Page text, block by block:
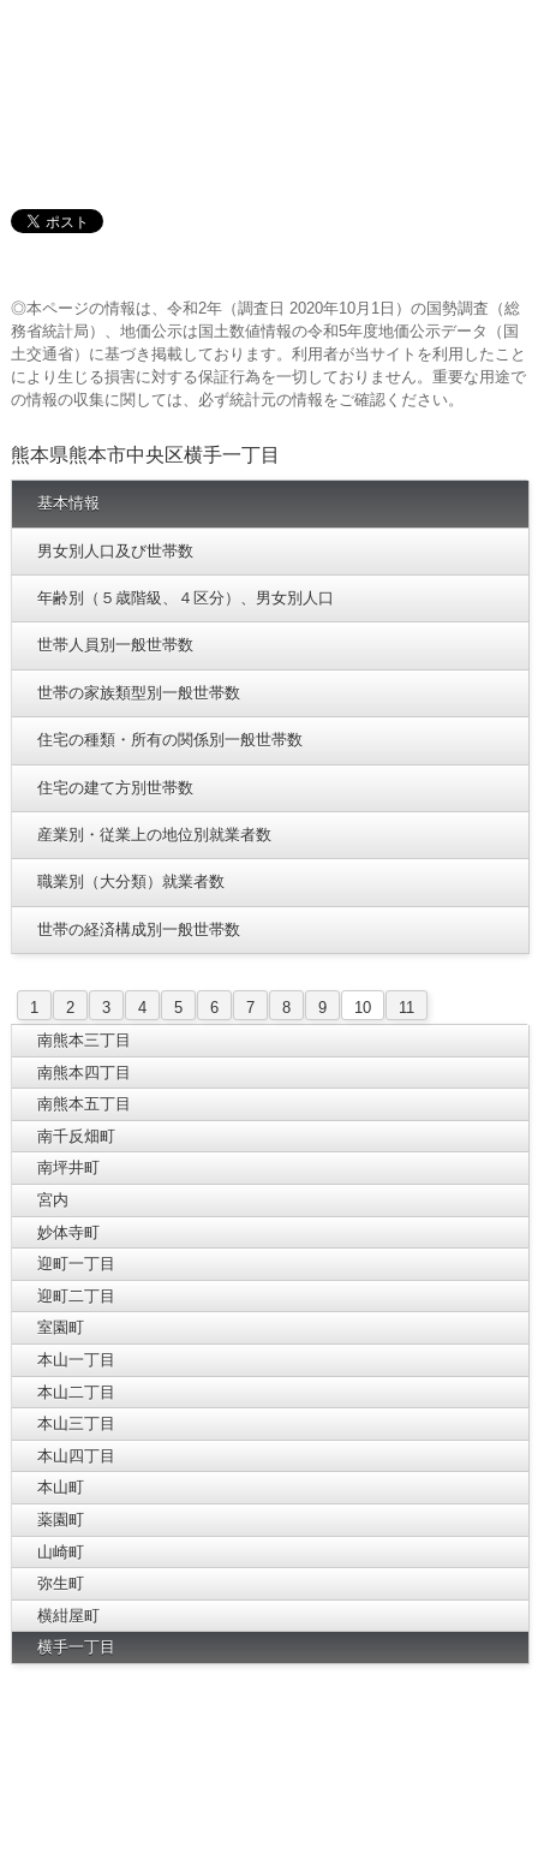
◎本ページの情報は、令和2年（調査日 2020年10月1日）の国勢調査（総
務省統計局）、地価公示は国土数値情報の令和5年度地価公示データ（国
土交通省）に基づき掲載しております。利用者が当サイトを利用したこと
により生じる損害に対する保証行為を一切しておりません。重要な用途で
の情報の収集に関しては、必ず統計元の情報をご確認ください。
熊本県熊本市中央区横手一丁目
基本情報
男女別人口及び世帯数
年齢別（５歳階級、４区分）、男女別人口
世帯人員別一般世帯数
世帯の家族類型別一般世帯数
住宅の種類・所有の関係別一般世帯数
住宅の建て方別世帯数
産業別・従業上の地位別就業者数
職業別（大分類）就業者数
世帯の経済構成別一般世帯数
1 2 3 4 5 6 7 8 9 10
11
南熊本三丁目
南熊本四丁目
南熊本五丁目
南千反畑町
南坪井町
宮内
妙体寺町
迎町一丁目
迎町二丁目
室園町
本山一丁目
本山二丁目
本山三丁目
本山四丁目
本山町
薬園町
山崎町
弥生町
横紺屋町
横手一丁目